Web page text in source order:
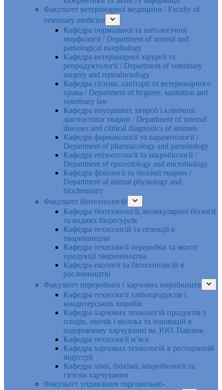
Факультет ветеринарної медицини / Faculty of
veterinary medicine
Кафедра нормальної та патологічної
морфології / Department of normal and
pathological morphology
Кафедра ветеринарної хірургії та
репродуктології / Department of veterinary
surgery and reproductology
Кафедра гігієни, санітарії та ветеринарного
права / Department of hygiene, sanitation and
veterinary law
Кафедра внутрішніх хвороб і клінічної
діагностики тварин / Department of internal
diseases and clinical diagnostics of animals
Кафедра фармакології та паразитології /
Department of pharmacology and parasitology
Кафедра епізоотології та мікробіології /
Department of epizootology and microbiology
Кафедра фізіології та біохімії тварин /
Department of animal physiology and
biochemistry
Факультет біотехнологій
Кафедра біотехнології, молекулярної біології
та водних біоресурсів
Кафедра технологій та селекції в
тваринництві
Кафедра технології переробки та якості
продукції тваринництва
Кафедра екології та біотехнологій в
рослинництві
Факультет переробних і харчових виробництв
Кафедра технології хлібопродуктів і
кондитерських виробів
Кафедра харчових технологій продуктів з
плодів, овочів і молока та інновацій в
оздоровчому харчуванні ім. Р.Ю. Павлюк
Кафедра технології м’яса
Кафедра харчових технологій в ресторанній
індустрії
Кафедра хімії, біохімії, мікробіології та
гігієни харчування
Факультет управління торговельно-